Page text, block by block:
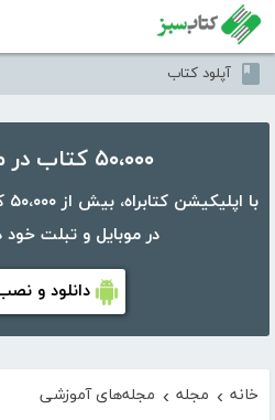
آپلود کتاب
۵۰،۰۰۰ کتاب در موبایل شما
در موبایل و تبلت خود
دانلود و
خانه › مجله › مجله‌های آموزشی